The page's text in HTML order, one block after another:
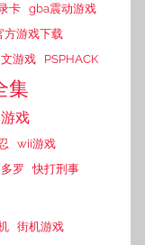
卡 gba震动游戏
方游戏下载
游戏 PSPHACK
集
戏
wii游戏
罗
快打刑事
街机游戏